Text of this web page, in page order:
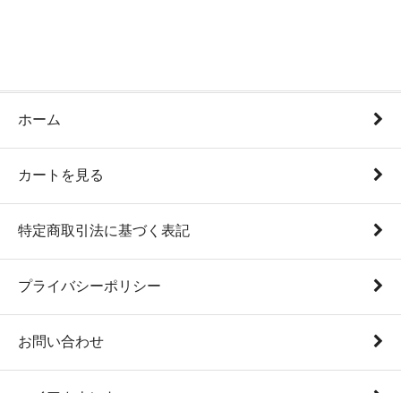
ホーム
カートを見る
特定商取引法に基づく表記
プライバシーポリシー
お問い合わせ